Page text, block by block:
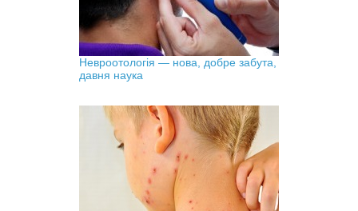
Невроотологія — нова, добре забута,
давня наука